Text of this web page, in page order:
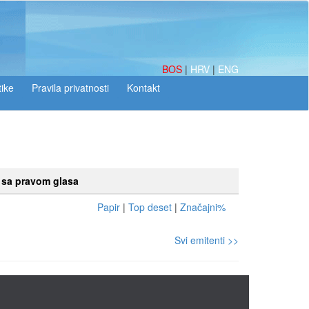
BOS | HRV | ENG
pravom glasa
Papir | Top deset | Značajni%
Svi emitenti >>